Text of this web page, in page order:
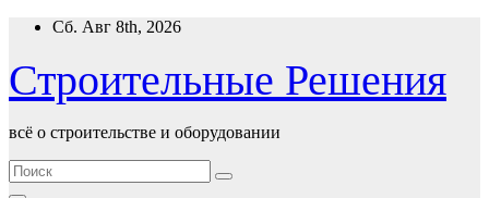
Перейти
содержимому
Сб. Авг 8th, 2026
Строительные Решения
всё о строительстве и оборудовании